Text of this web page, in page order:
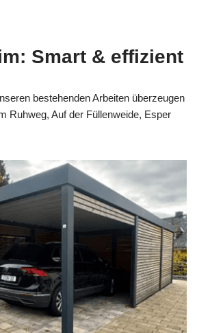
Smart & effizient
bestehenden Arbeiten überzeugen
Ruhweg, Auf der Füllenweide, Esper